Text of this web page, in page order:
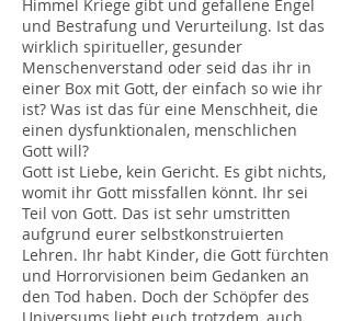
Himmel Kriege gibt und gefallene Engel
und Bestrafung und Verurteilung. Ist das
wirklich spiritueller, gesunder
Menschenverstand oder seid das ihr in
einer Box mit Gott, der einfach so wie ihr
ist? Was ist das für eine Menschheit, die
einen dysfunktionalen, menschlichen
Gott will?
Gott ist Liebe, kein Gericht. Es gibt nichts,
womit ihr Gott missfallen könnt. Ihr sei
Teil von Gott. Das ist sehr umstritten
aufgrund eurer selbstkonstruierten
Lehren. Ihr habt Kinder, die Gott fürchten
und Horrorvisionen beim Gedanken an
den Tod haben. Doch der Schöpfer des